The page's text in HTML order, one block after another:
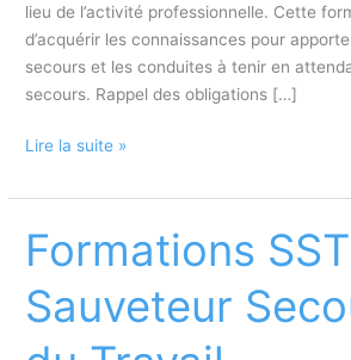
lieu de l’activité professionnelle. Cette
d’acquérir les connaissances pour
secours et les conduites à tenir en
secours. Rappel des obligations […]
Formation
Lire la suite »
Formations
Sauveteur